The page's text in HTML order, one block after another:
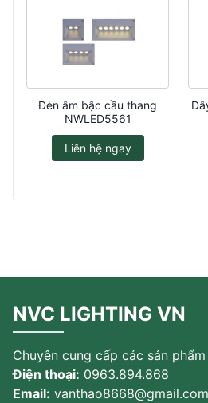
Đèn âm bậc cầu thang
NWLED5561
Liên hệ ngay
NVC LIGHTING VN
Chuyên cung cấp các sản
Điện thoại: 0963.894.868
Email: vanthao8668@gmail.com